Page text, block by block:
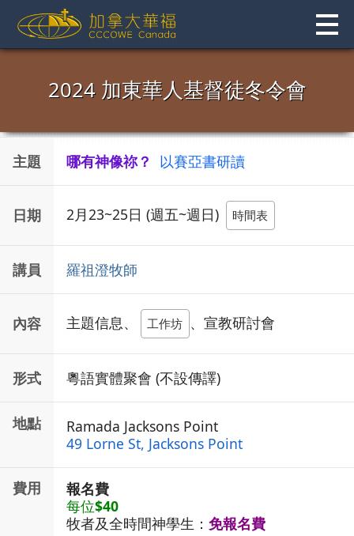
content
2024 加東華人基督徒冬令會
主題 哪有神像祢？ 以賽亞書研讀
日期 2月23~25日 (週五~週日) 時間表
講員 羅祖澄牧師
內容 主題信息、 工作坊 、宣教研討會
形式 粵語實體聚會 (不設傳譯)
地點
Ramada Jacksons Point
49 Lorne St, Jacksons Point
費用
報名費
每位$40
牧者及全時間神學生： 免報名費